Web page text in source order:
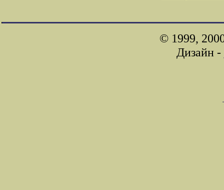
© 1999,
Дизайн -